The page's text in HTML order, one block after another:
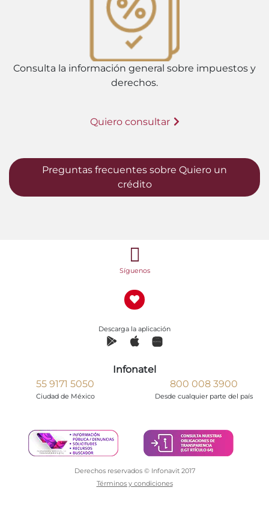
Consulta la información general sobre impuestos y
derechos.
Quiero consultar
Preguntas frecuentes sobre Quiero un
crédito
Síguenos
Descarga la aplicación
Infonatel
55 9171 5050
Ciudad de México
800 008 3900
Desde cualquier parte del país
Derechos reservados © Infonavit 2017
Términos y condiciones